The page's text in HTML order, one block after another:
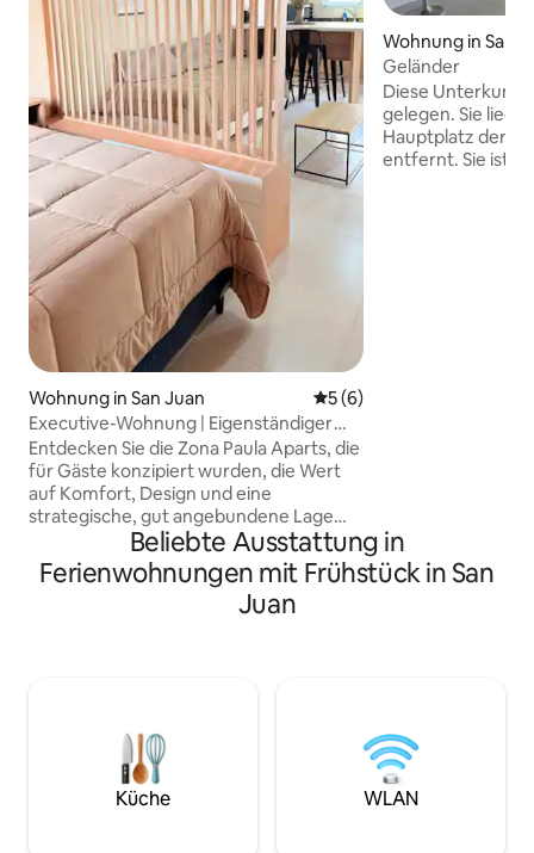
Wohnung in San Juan Durchschnittliche
5 (6)
Executive-Wohnung | Eigenständiger
Check-in
Entdecken Sie die Zona Paula Aparts, die
für Gäste konzipiert wurden, die Wert
auf Komfort, Design und eine
strategische, gut angebundene Lage
legen. Sie können sich bequem
fortbewegen und Ihren Aufenthalt in
vollen Zügen genießen. Was du
genießen wirst: * Moderne, helle und
in rund um die Uhr Ideal für Paare,
Geschäftsreisende oder Städtereisen,
bei denen Komfort und Ruhe im
Vordergrund stehen.
Wohnung in San
Geländer
Diese Unterkunft
gelegen. Sie liegt
Hauptplatz der
entfernt. Sie ist
Beliebte Ausstattung in
Ferienwohnungen mit Frühstück in San
Juan
Küche WLAN